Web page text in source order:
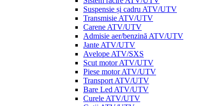
Suspensie și cadru ATV/UTV
Transmisie ATV/UTV
Carene ATV/UTV
Admisie aer/benzină ATV/UTV
Jante ATV/UTV
Avelope ATV/SXS
Scut motor ATV/UTV
Piese motor ATV/UTV
Transport ATV/UTV
Bare Led ATV/UTV
Curele ATV/UTV